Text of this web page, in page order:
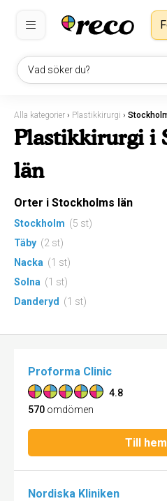
Vad söker du?
Alla kategorier › Plastikkirurgi ›
Plastikkirurgi i
län
Orter i Stockholms län
Stockholm (5 st)
Täby (2 st)
Nacka (1 st)
Solna (1 st)
Danderyd
(1 st)
Proforma Clinic
4.8
570 omdömen
Till
Nordiska Kliniken